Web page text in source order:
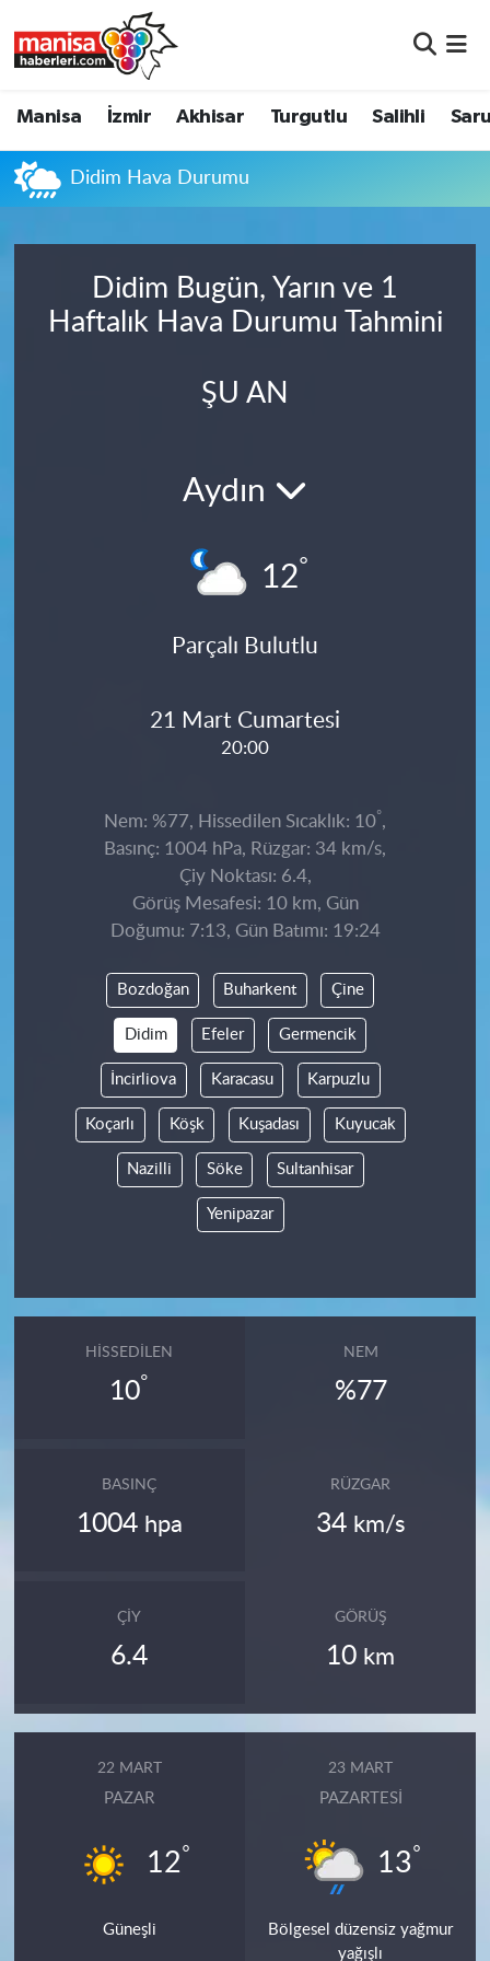
Manisa İzmir Akhisar Turgutlu Salihli
Didim Hava Durumu
Didim Bugün, Yarın ve 1
Haftalık Hava Durumu Tahmini
ŞU AN
Aydın
12°
Parçalı Bulutlu
21 Mart Cumartesi
20:00
Nem: %77, Hissedilen Sıcaklık: 10°,
Basınç: 1004 hPa, Rüzgar: 34 km/s,
Çiy Noktası: 6.4,
Görüş Mesafesi: 10 km, Gün
Doğumu: 7:13, Gün Batımı: 19:24
Bozdoğan Buharkent Çine
Didim Efeler Germencik
İncirliova Karacasu Karpuzlu
Koçarlı Köşk Kuşadası Kuyucak
Nazilli Söke Sultanhisar
Yenipazar
HISSEDILEN
10°
NEM
%77
BASINÇ
1004 hpa
RÜZGAR
34 km/s
ÇIY
6.4
GÖRÜŞ
10 km
22 MART
PAZAR
12°
Güneşli
23 MART
PAZARTESI
13°
Bölgesel düzensiz yağmur
yağışlı
Akhisar
Turgutlu
Salihli
Manisa Nöbetçi Eczaneler
Manisa Namaz Vakitleri
Manisa Trafik Yoğunluk Haritası
Süper Lig Puan Durumu ve Fikstür